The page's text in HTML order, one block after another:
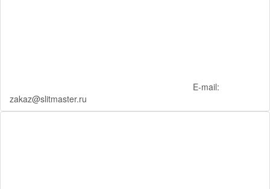
E-mail:
zakaz@slitmaster.ru